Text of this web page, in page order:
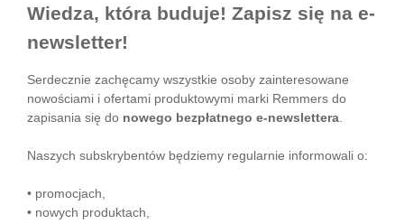
Wiedza, która buduje! Zapisz się na e-
newsletter!
Serdecznie zachęcamy wszystkie osoby zainteresowane
nowościami i ofertami produktowymi marki Remmers do
zapisania się do nowego bezpłatnego e-newslettera
Naszych subskrybentów będziemy regularnie informowali o:
• promocjach,
• nowych produktach,